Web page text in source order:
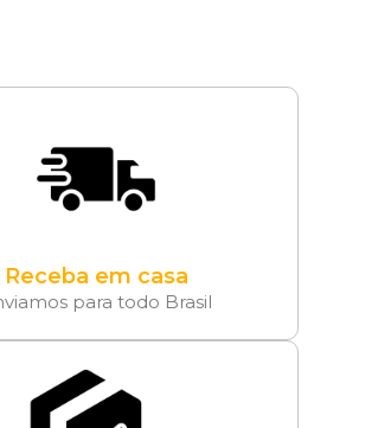
Receba em casa
para todo Brasil